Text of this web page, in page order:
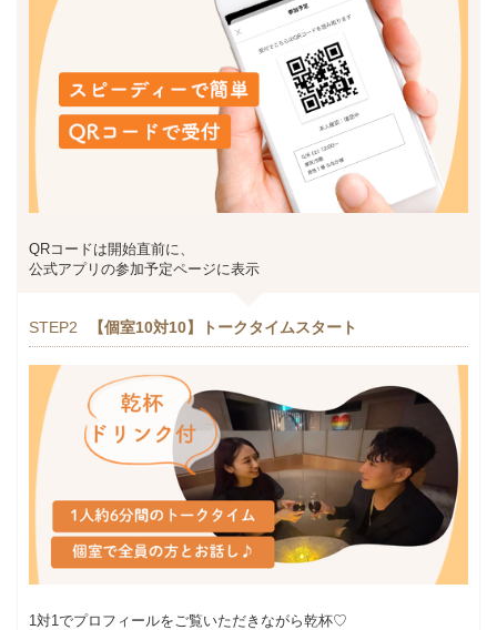
QRコードは開始直前に、
公式アプリの参加予定ページに表示
STEP2 【個室10対10】トークタイムスタート
1対1でプロフィールをご覧いただきながら乾杯♡